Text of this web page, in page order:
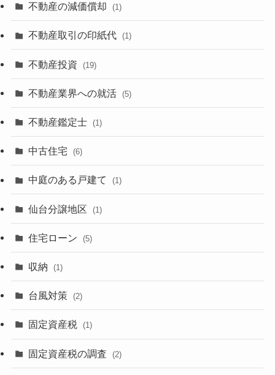
不動産の減価償却 (1)
不動産取引の印紙代 (1)
不動産投資 (19)
不動産業界への就活 (5)
不動産鑑定士 (1)
中古住宅 (6)
中庭のある戸建て (1)
仙台分譲地区 (1)
住宅ローン (5)
収納 (1)
台風対策 (2)
固定資産税 (1)
固定資産税の調査 (2)